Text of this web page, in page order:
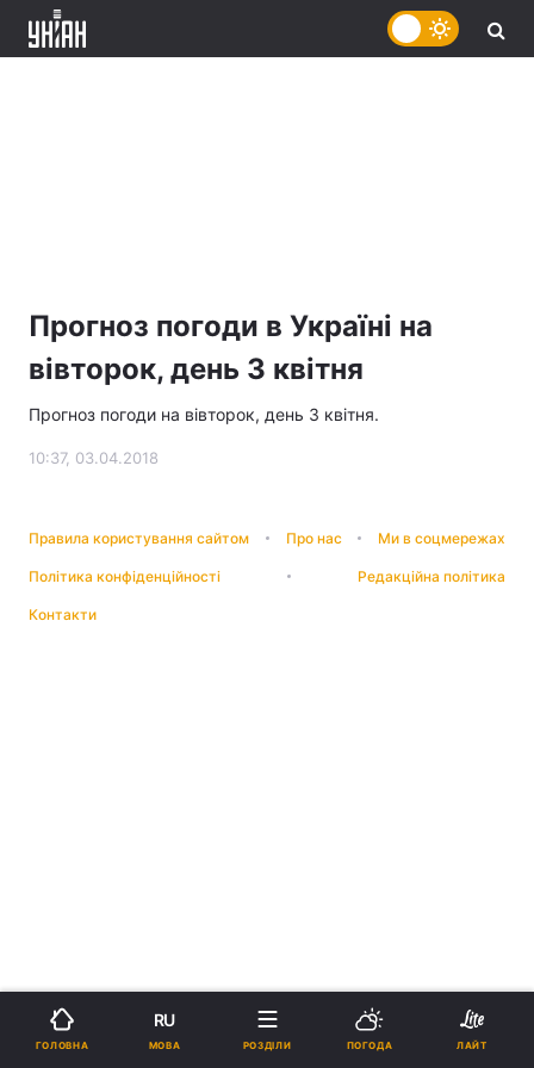
Прогноз погоди в Україні на
вівторок, день 3 квітня
Прогноз погоди на вівторок, день 3 квітня.
10:37, 03.04.2018
Правила користування сайтом Про нас Ми в соцмережах
Політика конфіденційності Редакційна політика
Контакти
ГОЛОВНА
RU
МОВА РОЗДІЛИ ПОГОДА ЛАЙТ